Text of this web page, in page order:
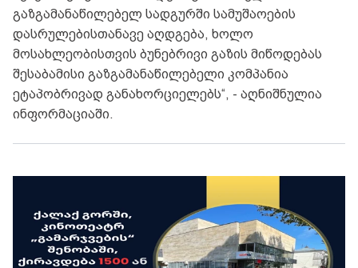
გაზგამანაწილებელ სადგურში სამუშაოების
დასრულებისთანავე აღდგება, ხოლო
მოსახლეობისთვის ბუნებრივი გაზის მიწოდებას
შესაბამისი გაზგამანაწილებელი კომპანია
ეტაპობრივად განახორციელებს“, - აღნიშნულია
ინფორმაციაში.